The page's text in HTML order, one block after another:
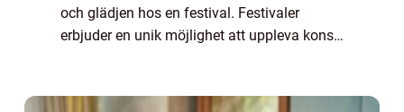
och glädjen hos en festival. Festivaler
erbjuder en unik möjlighet att uppleva konst,